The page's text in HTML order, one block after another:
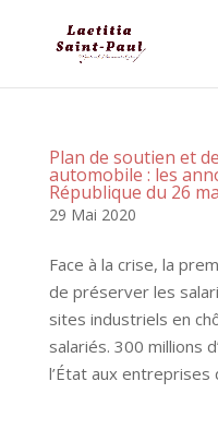
Plan de soutien et
automobile : les
République du 26
29 Mai 2020
Face à la crise, la
de préserver les
sites industriels en
salariés. 300 millions
l’État aux entreprises